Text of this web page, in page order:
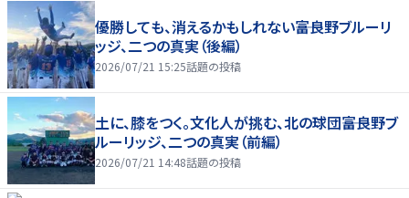
優勝しても、消えるかもしれない――富良野ブルーリ
ッジ、二つの真実（後編）
2026/07/21 15:25話題の投稿
土に、膝をつく。文化人が挑む、北の球団――富良野ブ
ルーリッジ、二つの真実（前編）
2026/07/21 14:48話題の投稿